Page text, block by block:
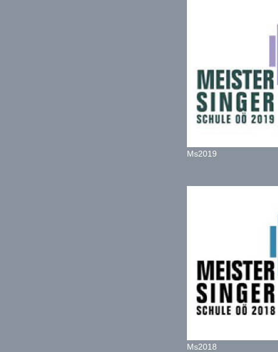
Ms2019
Ms2018